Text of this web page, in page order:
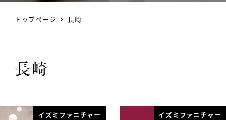
トップページ 長崎
長崎
イズミファニチャー イズミファニチャー